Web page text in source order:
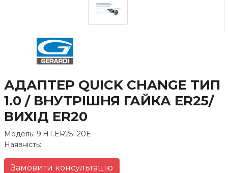
АДАПТЕР QUICK CHANGE ТИП
1.0 / ВНУТРІШНЯ ГАЙКА ER25/
ВИХІД ER20
Модель: 9.HT.ER25I.20E
Наявність:
Замовити консультацію